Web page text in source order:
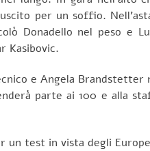
per un soffio.
Donadello nel peso e
Kasibovic.
e Angela Brandstetter
parte ai 100 e alla
un test in vista degli